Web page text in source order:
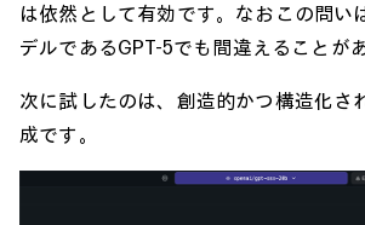
は依然として有効です。なおこの問い
デルであるGPT-5でも間違えることが
次に試したのは、創造的かつ構造化さ
成です。